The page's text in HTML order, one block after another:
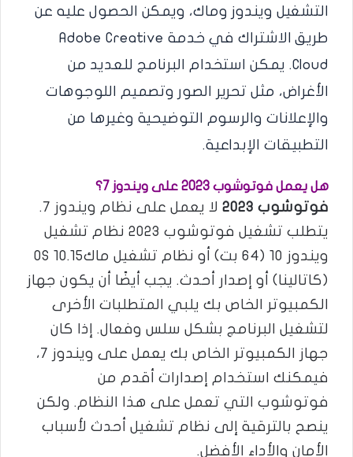
التشغيل ويندوز وماك، ويمكن الحصول عليه عن
طريق الاشتراك في خدمة Adobe Creative
Cloud. يمكن استخدام البرنامج للعديد من
الأغراض، مثل تحرير الصور وتصميم اللوجوهات
والإعلانات والرسوم التوضيحية وغيرها من
التطبيقات الإبداعية.
هل يعمل فوتوشوب 2023 على ويندوز 7؟
فوتوشوب 2023
لا يعمل على نظام ويندوز 7.
يتطلب تشغيل فوتوشوب 2023 نظام تشغيل
ويندوز 10 (64 بت) أو نظام تشغيل ماكOS 10.15
(كاتالينا) أو إصدار أحدث. يجب أيضًا أن يكون جهاز
الكمبيوتر الخاص بك يلبي المتطلبات الأخرى
لتشغيل البرنامج بشكل سلس وفعال. إذا كان
جهاز الكمبيوتر الخاص بك يعمل على ويندوز 7،
فيمكنك استخدام إصدارات أقدم من
فوتوشوب التي تعمل على هذا النظام. ولكن
ينصح بالترقية إلى نظام تشغيل أحدث لأسباب
الأمان والأداء الأفضل.